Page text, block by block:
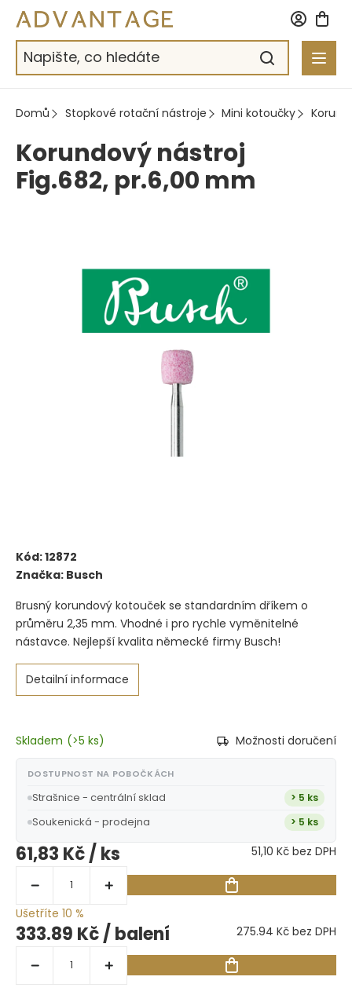
Přejít
obsah
Domů Stopkové rotační nástroje Mini kotoučky
Korundový nástroj
Fig.682, pr.6,00 mm
Kód:12872
Značka: Busch
Brusný korundový kotouček se standardním dříkem o
průměru 2,35 mm. Vhodné i pro rychle vyměnitelné
nástavce. Nejlepší kvalita německé firmy Busch!
Detailní informace
Skladem (>5 ks) Možnosti doručení
DOSTUPNOST NA POBOČKÁCH
Strašnice - centrální sklad > 5 ks
Soukenická - prodejna > 5 ks
61,83 Kč/ ks 51,10 Kč bez DPH
Ušetříte 10 %
333.89 Kč/ balení 275.94 Kč bez DPH